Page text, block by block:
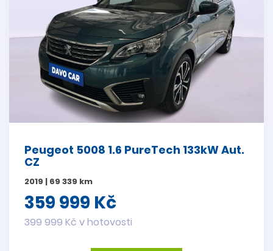
Peugeot 5008 1.6 PureTech 133kW Aut.
CZ
2019 | 69 339 km
359 999 Kč
399 999 Kč v hotovosti